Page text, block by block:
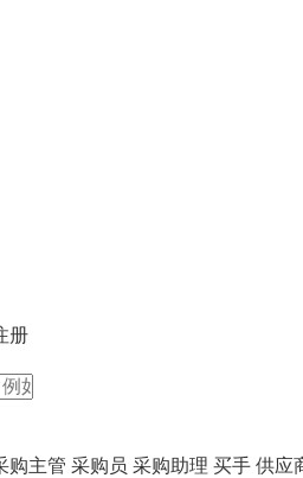
册
购主管 采购员 采购助理 买手 供应